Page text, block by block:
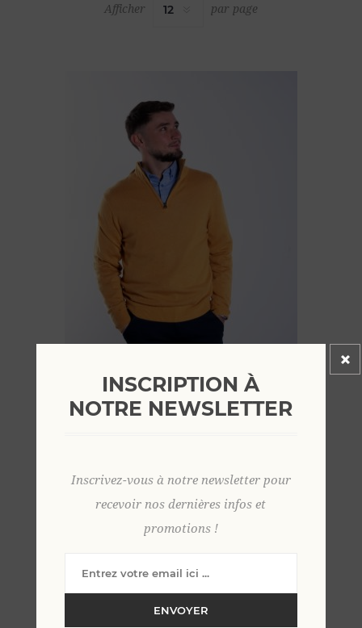
Afficher par page
INSCRIPTION À
NOTRE NEWSLETTER
Inscrivez-vous à notre newsletter pour
recevoir nos dernières infos et
promotions !
ENVOYER